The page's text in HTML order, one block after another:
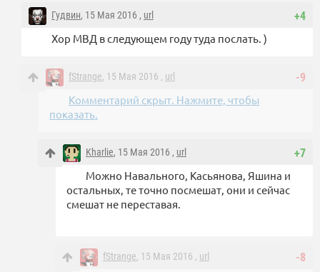
+4
Гудвин, 15 Мая 2016 , url
Хор МВД в следующем году туда послать. )
-9
fStrange, 15 Мая 2016 , url
Комментарий скрыт. Нажмите, чтобы
показать.
+7
Kharlie, 15 Мая 2016 , url
Можно Навального, Касьянова, Яшина и
остальных, те точно посмешат, они и сейчас
смешат не переставая.
-8
fStrange, 15 Мая 2016 , url